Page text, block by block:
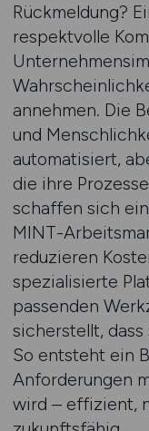
Rückmeldung?
respektvolle
annehmen. Die
und
automatisiert,
die ihre
schaffen sich
MINT-
reduzieren
spezialisierte
passenden
sicherstellt,
So entsteht ein
Anforderungen
wird – effizient,